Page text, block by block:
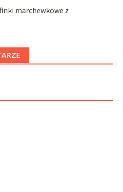
marchewkowe z